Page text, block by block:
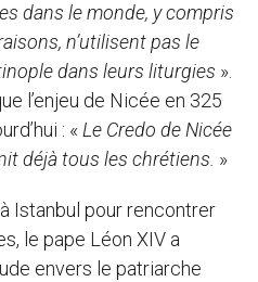
dans le monde, y compris
n’utilisent pas le
dans leurs liturgies ».
l’enjeu de Nicée en 325
: « Le Credo de Nicée
déjà tous les chrétiens. »
Istanbul pour rencontrer
le pape Léon XIV a
envers le patriarche